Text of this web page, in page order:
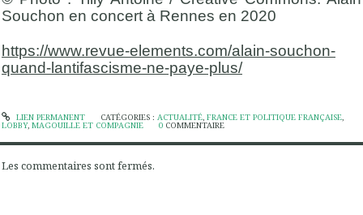
Souchon en concert à Rennes en 2020
https://www.revue-elements.com/alain-souchon-
quand-lantifascisme-ne-paye-plus/
LIEN PERMANENT CATÉGORIES : ACTUALITÉ, FRANCE ET POLITIQUE FRANÇAISE,
LOBBY, MAGOUILLE ET COMPAGNIE 0 COMMENTAIRE
Les commentaires sont fermés.